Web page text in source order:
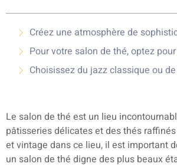
Créez une atmosphère de
Pour votre salon de thé, optez
Choisissez du jazz classique ou
Le salon de thé est un lieu
pâtisseries délicates et des thés
et vintage dans ce lieu, il est important
un salon de thé digne des plus beaux